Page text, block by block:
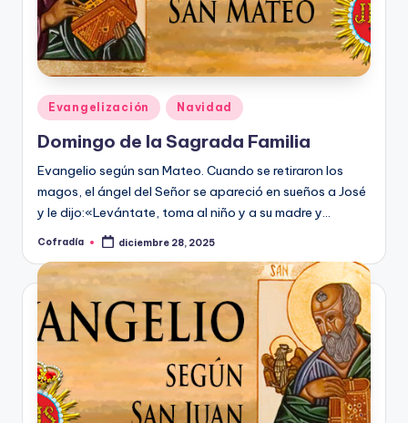
Publicado
en
Evangelización Navidad
Domingo de la Sagrada Familia
Evangelio según san Mateo. Cuando se retiraron los
magos, el ángel del Señor se apareció en sueños a José
y le dijo:«Levántate, toma al niño y a su madre y…
Publicado
Cofradía diciembre 28, 2025